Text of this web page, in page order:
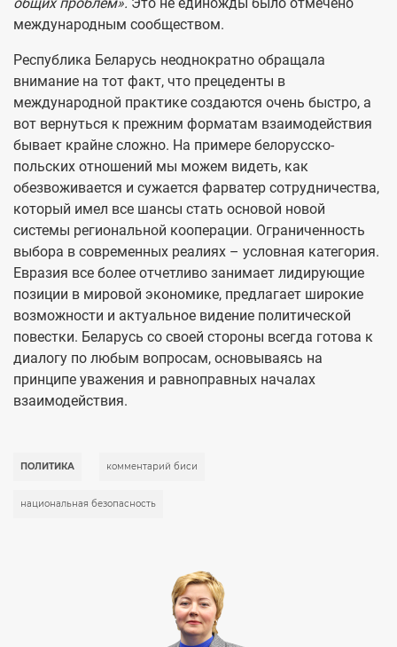
международным сообществом.
Республика Беларусь неоднократно обращала
внимание на тот факт, что прецеденты в
международной практике создаются очень быстро, а
вот вернуться к прежним форматам взаимодействия
бывает крайне сложно. На примере белорусско-
польских отношений мы можем видеть, как
обезвоживается и сужается фарватер сотрудничества,
который имел все шансы стать основой новой
системы региональной кооперации. Ограниченность
выбора в современных реалиях – условная категория.
Евразия все более отчетливо занимает лидирующие
позиции в мировой экономике, предлагает широкие
возможности и актуальное видение политической
повестки. Беларусь со своей стороны всегда готова к
диалогу по любым вопросам, основываясь на
принципе уважения и равноправных началах
взаимодействия.
ПОЛИТИКА комментарий биси
национальная безопасность